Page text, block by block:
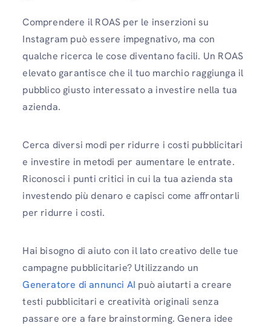
Comprendere il ROAS per le inserzioni su
Instagram può essere impegnativo, ma con
qualche ricerca le cose diventano facili. Un ROAS
elevato garantisce che il tuo marchio raggiunga il
pubblico giusto interessato a investire nella tua
azienda.
Cerca diversi modi per ridurre i costi pubblicitari
e investire in metodi per aumentare le entrate.
Riconosci i punti critici in cui la tua azienda sta
investendo più denaro e capisci come affrontarli
per ridurre i costi.
Hai bisogno di aiuto con il lato creativo delle tue
campagne pubblicitarie? Utilizzando un
Generatore di annunci AI può aiutarti a creare
testi pubblicitari e creatività originali senza
passare ore a fare brainstorming. Genera idee